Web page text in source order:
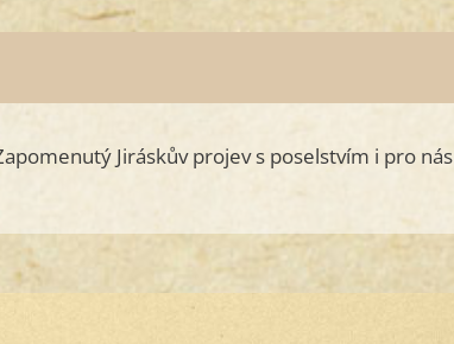
Jiráskův projev s poselstvím i pro nás